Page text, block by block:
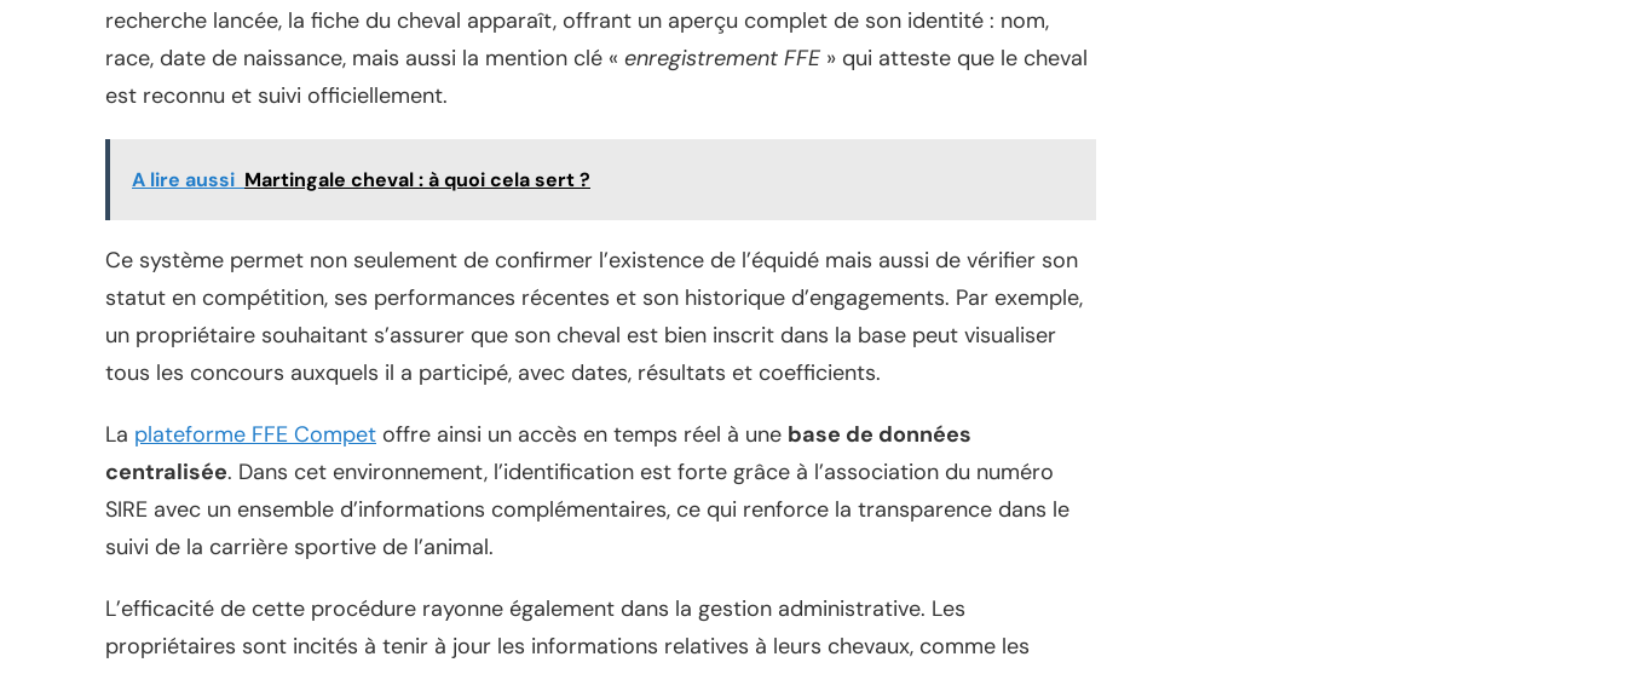
recherche lancée, la fiche du cheval apparaît, offrant un aperçu complet de son identité : nom,
race, date de naissance, mais aussi la mention clé « enregistrement FFE » qui atteste que le cheval
est reconnu et suivi officiellement.
A lire aussi Martingale cheval : à quoi cela sert ?
Ce système permet non seulement de confirmer l’existence de l’équidé mais aussi de vérifier son
statut en compétition, ses performances récentes et son historique d’engagements. Par exemple,
un propriétaire souhaitant s’assurer que son cheval est bien inscrit dans la base peut visualiser
tous les concours auxquels il a participé, avec dates, résultats et coefficients.
La plateforme FFE Compet offre ainsi un accès en temps réel à une base de données
centralisée. Dans cet environnement, l’identification est forte grâce à l’association du numéro
SIRE avec un ensemble d’informations complémentaires, ce qui renforce la transparence dans le
suivi de la carrière sportive de l’animal.
L’efficacité de cette procédure rayonne également dans la gestion administrative. Les
propriétaires sont incités à tenir à jour les informations relatives à leurs chevaux, comme les